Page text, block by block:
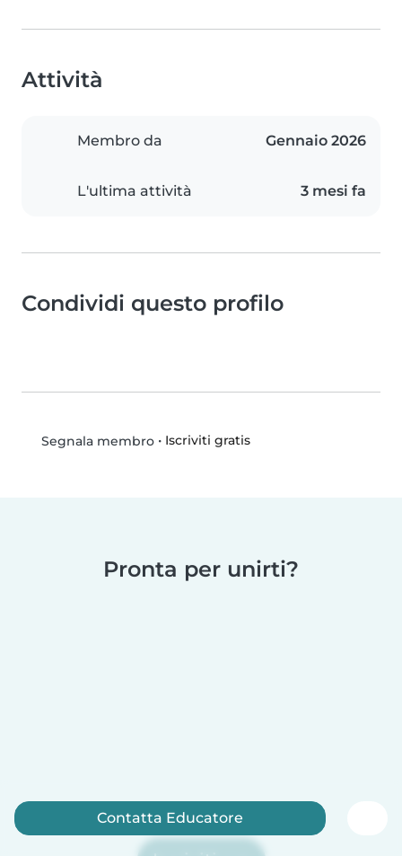
Attività
Membro da Gennaio 2026
L'ultima attività 3 mesi fa
Condividi questo profilo
Segnala membro• Iscriviti gratis
Pronta per unirti?
Contatta Educatore